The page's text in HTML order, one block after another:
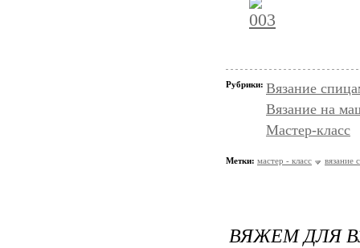
Рубрики: Вязание
Вязание на
Мастер-класс
Метки: мастер - класс вязание
ВЯЖЕМ ДЛЯ